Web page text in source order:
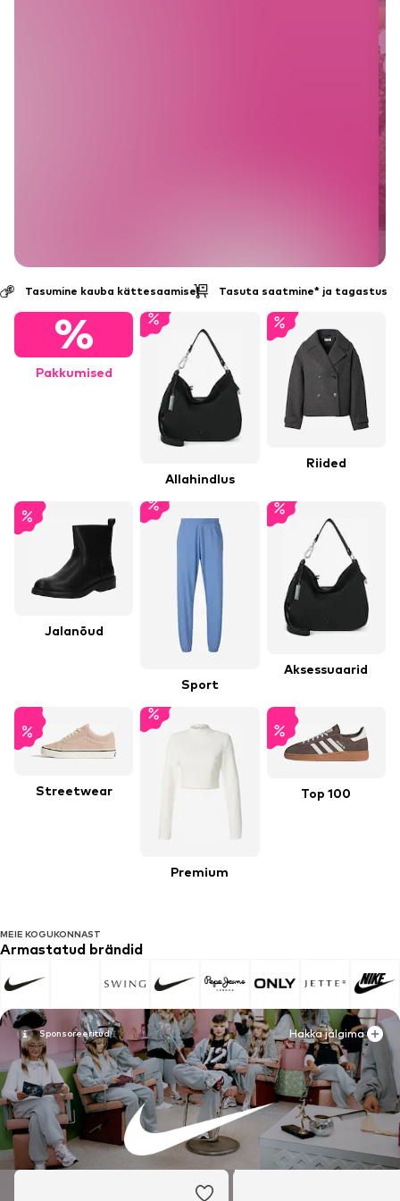
MEIE KOGUKONNAST
Armastatud brändid
Hakka jälgima
Hakka jälgima
Hakka jälgima
Tasuta saatmine* ja tagastus
Tasumine kauba kättesaamisel
%
Pakkumised
Allahindlus
Riided
Jalanõud
Sport
Aksessuaarid
Streetwear
Premium
Top 100